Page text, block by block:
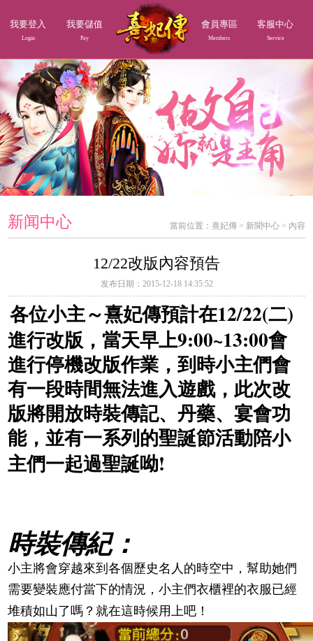
我要登入
Login
我要儲值
Pay
會員專區
Members
客服中心
Service
新闻中心 當前位置： 熹妃傳> 新聞中心> 內容
12/22改版內容預告
发布日期：2015-12-18 14:35:52
各位小主～熹妃傳預計在12/22(二)
進行改版，當天早上9:00~13:00會
進行停機改版作業，到時小主們會
有一段時間無法進入遊戲，此次改
版將開放時裝傳記、丹藥、宴會功
能，並有一系列的聖誕節活動陪小
主們一起過聖誕呦!
時裝傳紀：
小主將會穿越來到各個歷史名人的時空中，幫助她們
需要變裝應付當下的情況，小主們衣櫃裡的衣服已經
堆積如山了嗎？就在這時候用上吧！